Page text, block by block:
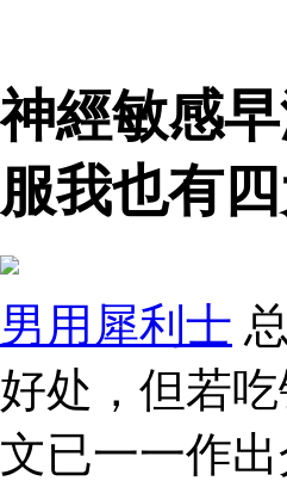
神經敏感
服我也有
男用犀利士
好处，但若
文已一一作